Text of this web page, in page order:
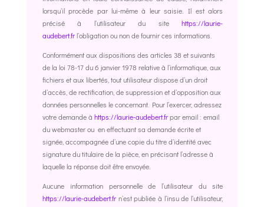
lorsqu’il procède par lui-même à leur saisie. Il est alors
précisé à l’utilisateur du sitehttps://laurie-
audebert.frl’obligation ou non de fournir ces informations.
Conformément aux dispositions des articles 38 et suivants
de la loi 78-17 du 6 janvier 1978 relative à l’informatique, aux
fichiers et aux libertés, tout utilisateur dispose d’un droit
d’accès, de rectification, de suppression et d’opposition aux
données personnelles le concernant. Pour l’exercer, adressez
votre demande à https://laurie-audebert.frpar email : email
du webmaster ou en effectuant sa demande écrite et
signée, accompagnée d’une copie du titre d’identité avec
signature du titulaire de la pièce, en précisant l’adresse à
laquelle la réponse doit être envoyée.
Aucune information personnelle de l’utilisateur du site
https://laurie-audebert.frn’est publiée à l’insu de l’utilisateur,